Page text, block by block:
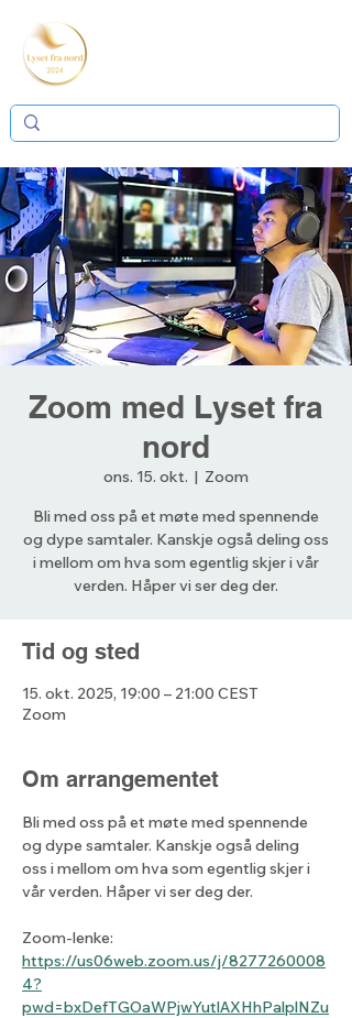
Zoom med Lyset fra
nord
ons. 15. okt.
  |
Zoom
Bli med oss på et møte med spennende
og dype samtaler. Kanskje også deling oss
i mellom om hva som egentlig skjer i vår
verden. Håper vi ser deg der.
Tid og sted
15. okt. 2025, 19:00 – 21:00 CEST
Zoom
Om arrangementet
Bli med oss på et møte med spennende
og dype samtaler. Kanskje også deling
oss i mellom om hva som egentlig skjer i
vår verden. Håper vi ser deg der.
Zoom-lenke:
https://us06web.zoom.us/j/8277260008
4?
pwd=bxDefTGOaWPjwYutlAXHhPalplNZu